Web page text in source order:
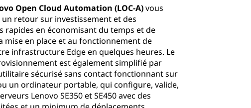
Open Cloud Automation (LOC-A)vous
un retour sur investissement et des
rapides en économisant du temps et de
mise en place et au fonctionnement de
infrastructure Edge en quelques heures. Le
est également simplifié par
sécurisé sans contact fonctionnant sur
un ordinateur portable, qui configure, valide,
Lenovo SE350 et SE450 avec des